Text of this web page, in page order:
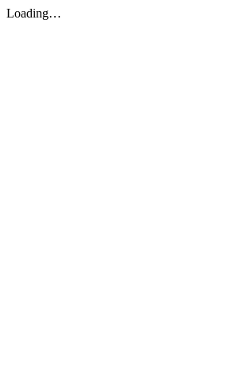
Loading…